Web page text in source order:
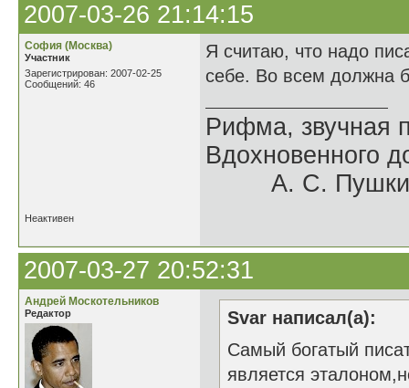
2007-03-26 21:14:15
София (Москва)
Участник
Зарегистрирован: 2007-02-25
Сообщений: 46
Я считаю, что надо
себе. Во всем должна
Рифма, звучная
Вдохновенного
А. С.
Неактивен
2007-03-27 20:52:31
Андрей Москотельников
Редактор
Svar написал(а):
Самый богатый
является